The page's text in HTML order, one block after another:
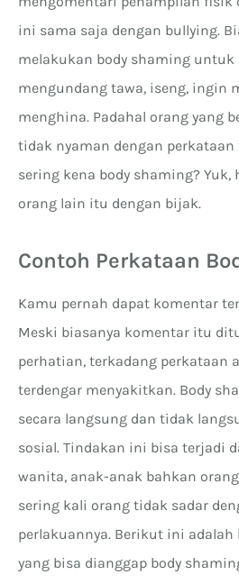
ini sama saja dengan bullying.
melakukan body shaming
mengundang tawa, iseng, ingin
menghina. Padahal orang yang
tidak nyaman dengan perkataan
sering kena body shaming? Yuk,
orang lain itu dengan bijak.
Contoh Perkataan
Kamu pernah dapat komentar
Meski biasanya komentar itu
perhatian, terkadang perkataan
terdengar menyakitkan. Body
secara langsung dan tidak
sosial. Tindakan ini bisa terjadi
wanita, anak-anak bahkan orang
sering kali orang tidak sadar
perlakuannya. Berikut ini adalah
yang bisa dianggap body